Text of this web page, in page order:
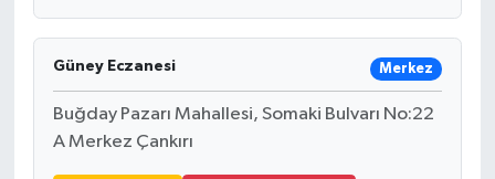
Güney Eczanesi Merkez
Buğday Pazarı Mahallesi, Somaki Bulvarı No:22
A Merkez Çankırı